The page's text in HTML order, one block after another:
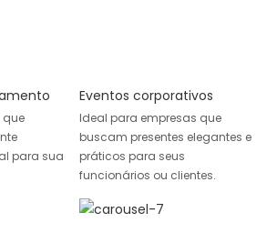
que
para sua
Eventos corporativos
Ideal para empresas que
buscam presentes elegantes e
práticos para seus
funcionários ou clientes.